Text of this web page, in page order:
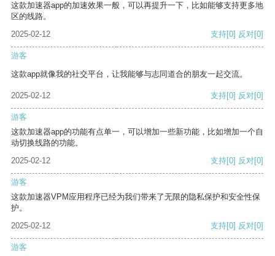
这款加速器app的加速效果一般，可以再提升一下，比如能够支持更多地
区的线路。
2025-02-12
支持[0] 反对[0]
游客
这款app就像我的社交平台，让我能够与志同道合的朋友一起交流。
2025-02-12 支持[0] 反对[0]
游客
这款加速器app的功能有点单一，可以增加一些新功能，比如增加一个自
动切换线路的功能。
2025-02-12
支持[0] 反对[0]
游客
这款加速器VPM应用程序已经为我们带来了无限的隐私保护和安全性保
护。
2025-02-12
支持[0] 反对[0]
游客